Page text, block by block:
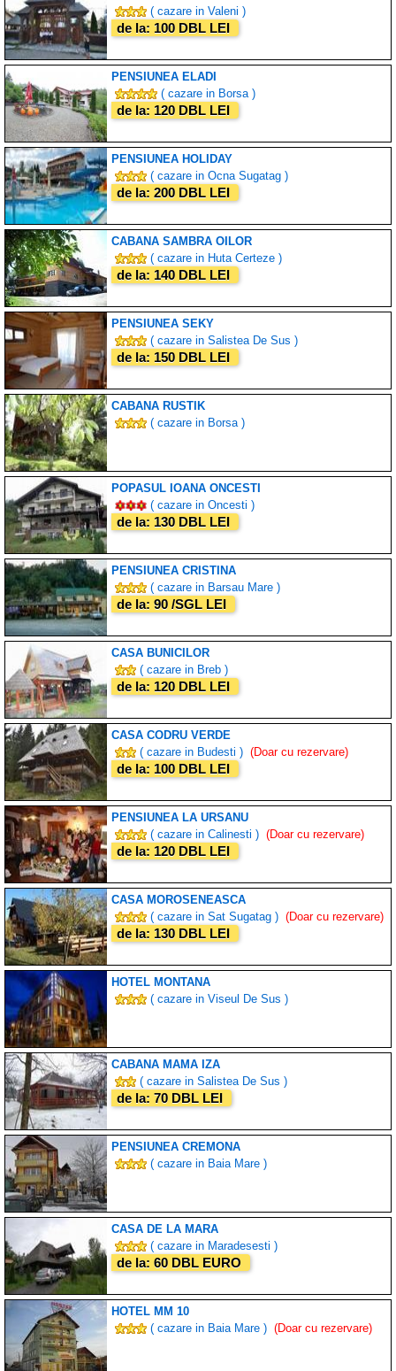
( cazare in Valeni )
de la: 100 DBL LEI
PENSIUNEA ELADI
( cazare in Borsa )
de la: 120 DBL LEI
PENSIUNEA HOLIDAY
( cazare in Ocna Sugatag )
de la: 200 DBL LEI
CABANA SAMBRA OILOR
( cazare in Huta Certeze )
de la: 140 DBL LEI
PENSIUNEA SEKY
( cazare in Salistea De Sus )
de la: 150 DBL LEI
CABANA RUSTIK
( cazare in Borsa )
POPASUL IOANA ONCESTI
( cazare in Oncesti )
de la: 130 DBL LEI
PENSIUNEA CRISTINA
( cazare in Barsau Mare )
de la: 90 /SGL LEI
CASA BUNICILOR
( cazare in Breb )
de la: 120 DBL LEI
CASA CODRU VERDE
( cazare in Budesti ) (Doar cu rezervare)
de la: 100 DBL LEI
PENSIUNEA LA URSANU
( cazare in Calinesti ) (Doar cu rezervare)
de la: 120 DBL LEI
CASA MOROSENEASCA
( cazare in Sat Sugatag ) (Doar cu rezervare)
de la: 130 DBL LEI
HOTEL MONTANA
( cazare in Viseul De Sus )
CABANA MAMA IZA
( cazare in Salistea De Sus )
de la: 70 DBL LEI
PENSIUNEA CREMONA
( cazare in Baia Mare )
CASA DE LA MARA
( cazare in Maradesesti )
de la: 60 DBL EURO
HOTEL MM 10
( cazare in Baia Mare ) (Doar cu rezervare)